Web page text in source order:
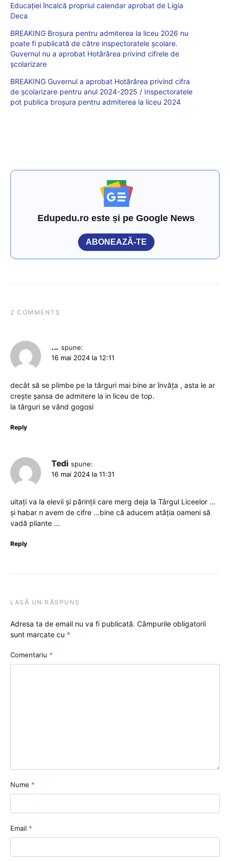
Educației încalcă propriul calendar aprobat de Ligia
Deca
BREAKING Broșura pentru admiterea la liceu 2026 nu
poate fi publicată de către inspectoratele școlare.
Guvernul nu a aprobat Hotărârea privind cifrele de
școlarizare
BREAKING Guvernul a aprobat Hotărârea privind cifra
de școlarizare pentru anul 2024-2025 / Inspectoratele
pot publica broșura pentru admiterea la liceu 2024
Edupedu.ro este și pe Google News
ABONEAZĂ-TE
2 COMMENTS
... spune:
16 mai 2024 la 12:11
decât să se plimbe pe la târguri mai bine ar învăța , asta le ar
crește șansa de admitere la in liceu de top.
la târguri se vând gogosi
Reply
Tedi spune:
16 mai 2024 la 11:31
uitați va la elevii și părinții care merg deja la Târgul Liceelor …
și habar n avem de cifre …bine că aducem atâția oameni să
vadă pliante …
Reply
LASĂ UN RĂSPUNS
Adresa ta de email nu va fi publicată. Câmpurile obligatorii
sunt marcate cu *
Comentariu *
Nume *
Email *